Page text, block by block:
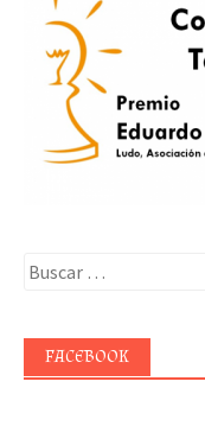
Buscar:
FACEBOOK